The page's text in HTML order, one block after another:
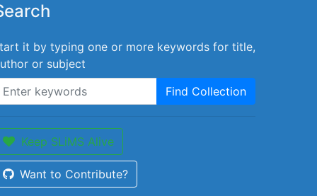
it by typing one or more keywords for title,
or subject
Find Collection
Keep SLiMS Alive
Want to Contribute?